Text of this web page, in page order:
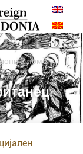
помеѓу